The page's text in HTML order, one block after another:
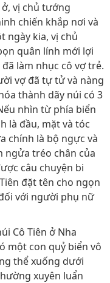
vị chủ tướng
chiến khắp nơi và
ngày kia, vị chủ
quân lính mới lợi
làm nhục cô vợ trẻ.
vợ đã tự tử và nàng
thành dãy núi có 3
nhìn từ phía biển
là đầu, mặt và tóc
chính là bộ ngực và
ngửa tréo chân của
câu chuyện bi
đặt tên cho ngọn
với người phụ nữ
Cô Tiên ở Nha
một con quỷ biển vô
thể xuống dưới
xuyên luẩn